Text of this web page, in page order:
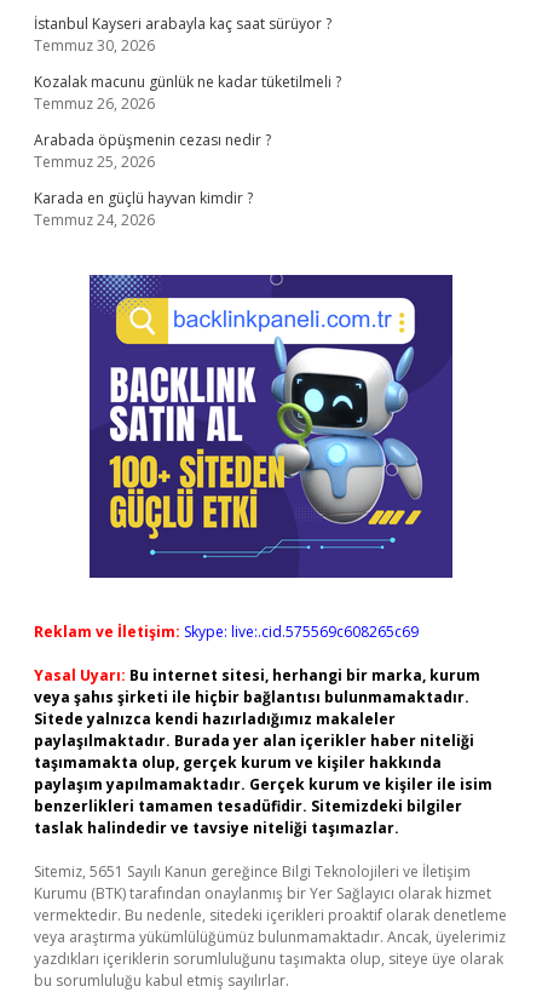
İstanbul Kayseri arabayla kaç saat sürüyor ?
Temmuz 30, 2026
Kozalak macunu günlük ne kadar tüketilmeli ?
Temmuz 26, 2026
Arabada öpüşmenin cezası nedir ?
Temmuz 25, 2026
Karada en güçlü hayvan kimdir ?
Temmuz 24, 2026
Reklam ve İletişim: Skype: live:.cid.575569c608265c69
Yasal Uyarı: Bu internet sitesi, herhangi bir marka, kurum
veya şahıs şirketi ile hiçbir bağlantısı bulunmamaktadır.
Sitede yalnızca kendi hazırladığımız makaleler
paylaşılmaktadır. Burada yer alan içerikler haber niteliği
taşımamakta olup, gerçek kurum ve kişiler hakkında
paylaşım yapılmamaktadır. Gerçek kurum ve kişiler ile isim
benzerlikleri tamamen tesadüfidir. Sitemizdeki bilgiler
taslak halindedir ve tavsiye niteliği taşımazlar.
Sitemiz, 5651 Sayılı Kanun gereğince Bilgi Teknolojileri ve İletişim
Kurumu (BTK) tarafından onaylanmış bir Yer Sağlayıcı olarak hizmet
vermektedir. Bu nedenle, sitedeki içerikleri proaktif olarak denetleme
veya araştırma yükümlülüğümüz bulunmamaktadır. Ancak, üyelerimiz
yazdıkları içeriklerin sorumluluğunu taşımakta olup, siteye üye olarak
bu sorumluluğu kabul etmiş sayılırlar.